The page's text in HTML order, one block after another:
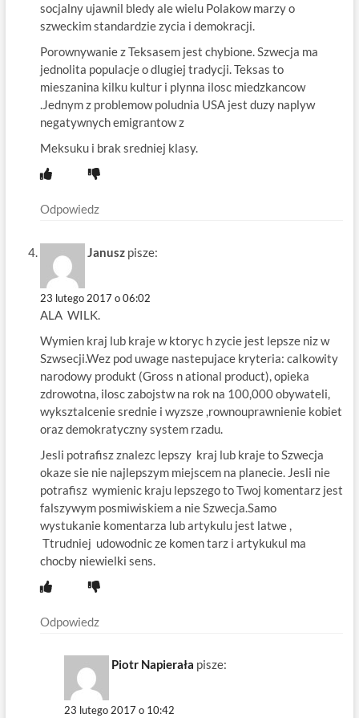
socjalny ujawnil bledy ale wielu Polakow marzy o
szweckim standardzie zycia i demokracji.
Porownywanie z Teksasem jest chybione. Szwecja ma
jednolita populacje o dlugiej tradycji. Teksas to
mieszanina kilku kultur i plynna ilosc miedzkancow
.Jednym z problemow poludnia USA jest duzy naplyw
negatywnych emigrantow z
Meksuku i brak sredniej klasy.
Odpowiedz
Janusz pisze:
23 lutego 2017 o 06:02
ALA WILK.
Wymien kraj lub kraje w ktoryc h zycie jest lepsze niz w
Szwsecji.Wez pod uwage nastepujace kryteria: calkowity
narodowy produkt (Gross n ational product), opieka
zdrowotna, ilosc zabojstw na rok na 100,000 obywateli,
wyksztalcenie srednie i wyzsze ,rownouprawnienie kobiet
oraz demokratyczny system rzadu.
Jesli potrafisz znalezc lepszy kraj lub kraje to Szwecja
okaze sie nie najlepszym miejscem na planecie. Jesli nie
potrafisz wymienic kraju lepszego to Twoj komentarz jest
falszywym posmiwiskiem a nie Szwecja.Samo
wystukanie komentarza lub artykulu jest latwe ,
Ttrudniej udowodnic ze komen tarz i artykukul ma
chocby niewielki sens.
Odpowiedz
Piotr Napierała pisze:
23 lutego 2017 o 10:42